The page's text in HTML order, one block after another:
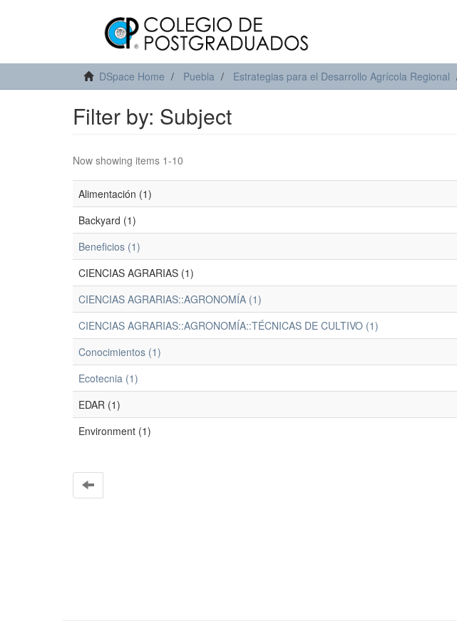
DSpace Home Puebla Estrategias para el Desarrollo Agrícola Regional
Filter by: Subject
Now showing items 1-10
Alimentación (1)
Backyard (1)
Beneficios (1)
CIENCIAS AGRARIAS (1)
CIENCIAS AGRARIAS::AGRONOMÍA (1)
CIENCIAS AGRARIAS::AGRONOMÍA::TÉCNICAS DE CULTIVO (1)
Conocimientos (1)
Ecotecnia (1)
EDAR (1)
Environment (1)